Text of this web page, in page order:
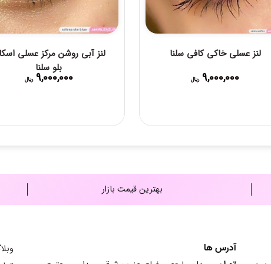
لنز عسلی خاکی کافی سلنا
9,000,000 ریال
لنز آبی روشن مرکز عسلی
بلو سلنا
9,000,000 ریال
بهترین قیمت بازار
آدرس ها